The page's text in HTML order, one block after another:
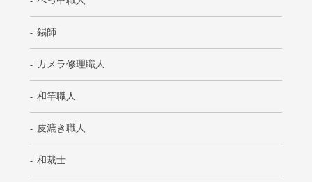
錫師
カメラ修理職人
和竿職人
皮漉き職人
和裁士